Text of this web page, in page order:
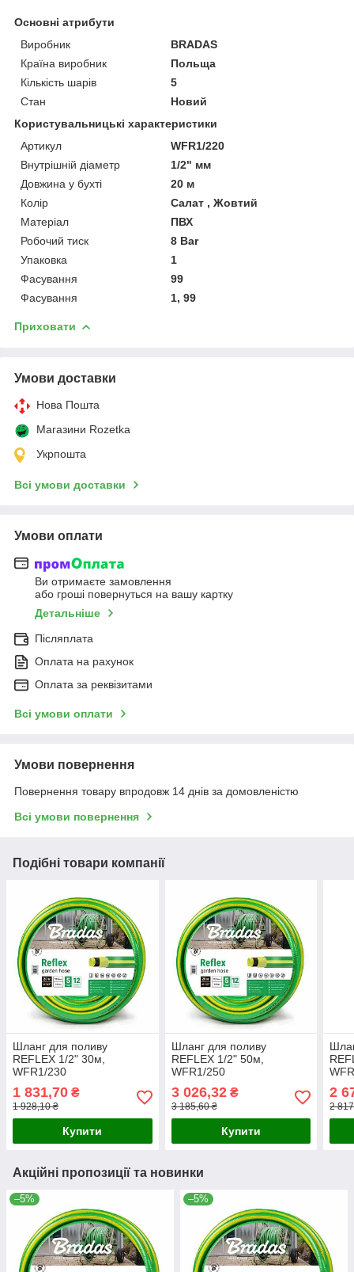
Основні атрибути
Виробник
BRADAS
Країна виробник
Польща
Кількість шарів
5
Стан
Новий
Користувальницькі характеристики
Артикул
WFR1/220
Внутрішній діаметр
1/2" мм
Довжина у бухті
20 м
Колір
Салат , Жовтий
Матеріал
ПВХ
Робочий тиск
8 Bar
Упаковка
1
Фасування
99
Фасування
1, 99
Приховати
Умови доставки
Нова Пошта
Магазини Rozetka
Укрпошта
Всі умови доставки
Умови оплати
Ви отримаєте замовлення
або гроші повернуться на вашу картку
Детальніше
Післяплата
Оплата на рахунок
Оплата за реквізитами
Всі умови оплати
Умови повернення
Повернення товару впродовж 14 днів за домовленістю
Всі умови повернення
Подібні товари компанії
Шланг для поливу
REFLEX 1/2" 30м,
WFR1/230
1 831,70 ₴
1 928,10 ₴
Купити
Шланг для поливу
REFLEX 1/2" 50м,
WFR1/250
3 026,32₴
3 185,60 ₴
Купити
2
2
Акційні пропозиції та новинки
–5% –5%